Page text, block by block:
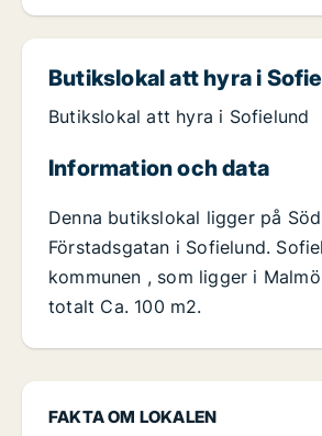
FAKTA OM LOKALEN
Butikslokal att hyra i
Butikslokal att hyra i Sofielund
Information och data
Denna butikslokal ligger på
Förstadsgatan i Sofielund.
kommunen , som ligger i
totalt Ca. 100 m2.